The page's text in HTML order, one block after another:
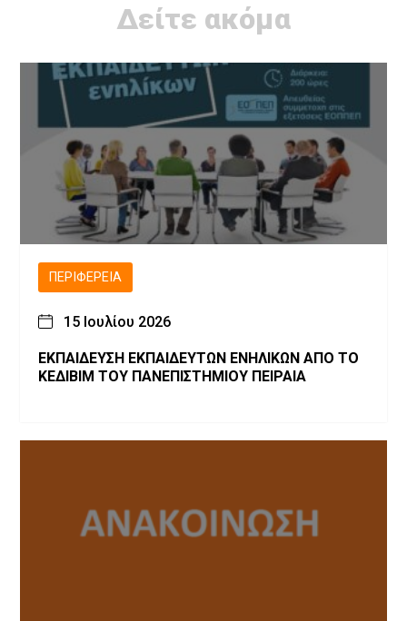
Δείτε ακόμα
ΠΕΡΙΦΈΡΕΙΑ
15 Ιουλίου 2026
ΕΚΠΑΙΔΕΥΣΗ ΕΚΠΑΙΔΕΥΤΩΝ ΕΝΗΛΙΚΩΝ ΑΠΟ ΤΟ
ΚΕΔΙΒΙΜ ΤΟΥ ΠΑΝΕΠΙΣΤΗΜΙΟΥ ΠΕΙΡΑΙΑ